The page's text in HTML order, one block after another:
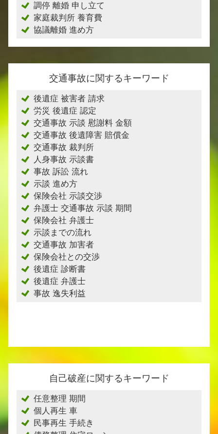
調停 離婚 申し立て
家庭裁判所 養育費
協議離婚 進め方
交通事故に関するキーワード
後遺症 被害者 請求
労災 後遺症 認定
交通事故 示談 慰謝料 金額
交通事故 後遺障害 賠償金
交通事故 裁判所
人身事故 示談書
事故 訴訟 流れ
示談 進め方
保険会社 示談交渉
弁護士 交通事故 示談 期間
保険会社 弁護士
示談までの流れ
交通事故 加害者
保険会社との交渉
後遺症 診断書
後遺症 弁護士
事故 逸失利益
自己破産に関するキーワード
任意整理 期間
個人再生 車
民事再生 手続き